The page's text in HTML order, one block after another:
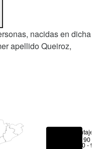
nacidas en dicha
apellido Queiroz,
Porcentajes
> 90 %
80 -